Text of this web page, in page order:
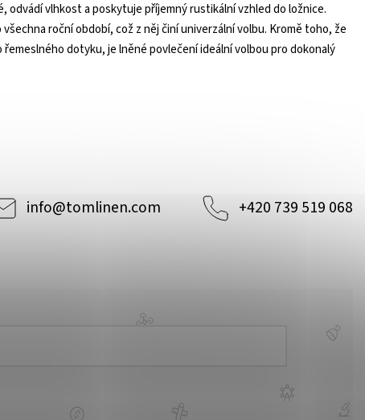
vlhkost a poskytuje příjemný rustikální vzhled do ložnice.
roční období, což z něj činí univerzální volbu. Kromě toho, že
dotyku, je lněné povlečení ideální volbou pro dokonalý
info@tomlinen.com +420 739 519 068